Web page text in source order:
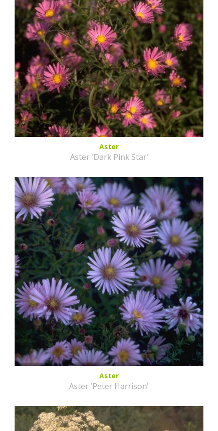
Aster
Aster 'Dark Pink Star'
Aster
Aster 'Peter Harrison'